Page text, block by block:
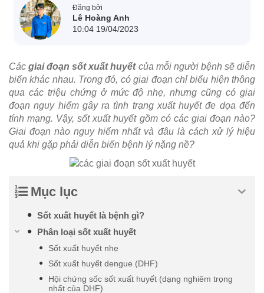
Đăng bởi
Lê Hoàng Anh
10:04 19/04/2023
Cácgiai đoạn sốt xuất huyếtcủa mỗi người bệnh sẽ diễn
biến khác nhau. Trong đó, có giai đoạn chỉ biểu hiện thông
qua các triệu chứng ở mức độ nhẹ, nhưng cũng có giai
đoạn nguy hiểm gây ra tình trạng xuất huyết đe dọa đến
tính mạng. Vậy, sốt xuất huyết gồm có các giai đoạn nào?
Giai đoạn nào nguy hiểm nhất và đâu là cách xử lý hiệu
quả khi gặp phải diễn biến bệnh lý nặng nề?
Mục lục
Sốt xuất huyết là bệnh gì?
Phân loại sốt xuất huyết
Sốt xuất huyết nhẹ
Sốt xuất huyết dengue (DHF)
Hội chứng sốc sốt xuất huyết (dạng nghiêm trọng
nhất của DHF)